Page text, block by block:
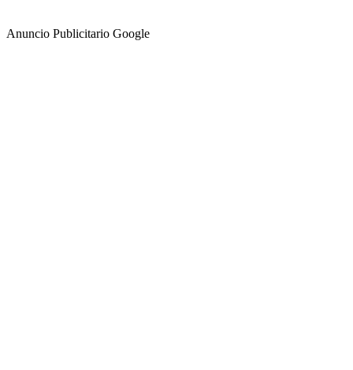
Anuncio Publicitario Google